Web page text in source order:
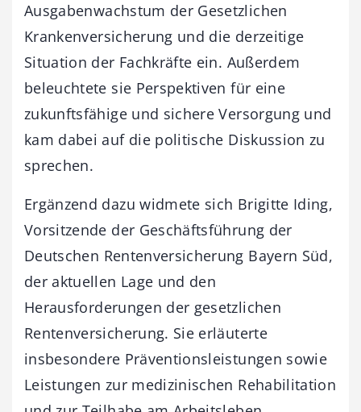
Ausgabenwachstum der Gesetzlichen
Krankenversicherung und die derzeitige
Situation der Fachkräfte ein. Außerdem
beleuchtete sie Perspektiven für eine
zukunftsfähige und sichere Versorgung und
kam dabei auf die politische Diskussion zu
sprechen.
Ergänzend dazu widmete sich Brigitte Iding,
Vorsitzende der Geschäftsführung der
Deutschen Rentenversicherung Bayern Süd,
der aktuellen Lage und den
Herausforderungen der gesetzlichen
Rentenversicherung. Sie erläuterte
insbesondere Präventionsleistungen sowie
Leistungen zur medizinischen Rehabilitation